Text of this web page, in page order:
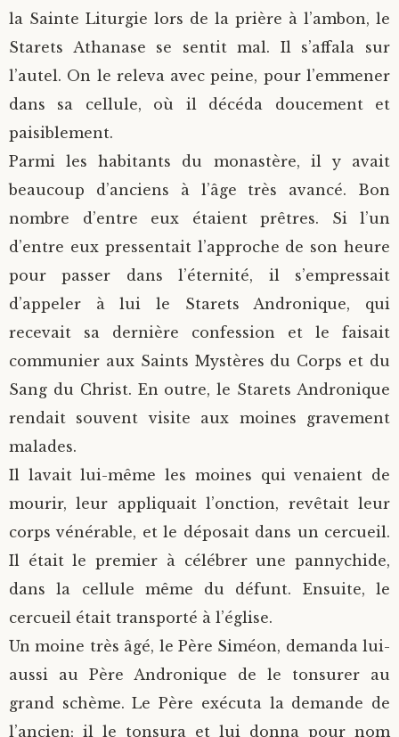
la Sainte Liturgie lors de la prière à l’ambon, le
Starets Athanase se sentit mal. Il s’affala sur
l’autel. On le releva avec peine, pour l’emmener
dans sa cellule, où il décéda doucement et
paisiblement.
Parmi les habitants du monastère, il y avait
beaucoup d’anciens à l’âge très avancé. Bon
nombre d’entre eux étaient prêtres. Si l’un
d’entre eux pressentait l’approche de son heure
pour passer dans l’éternité, il s’empressait
d’appeler à lui le Starets Andronique, qui
recevait sa dernière confession et le faisait
communier aux Saints Mystères du Corps et du
Sang du Christ. En outre, le Starets Andronique
rendait souvent visite aux moines gravement
malades.
Il lavait lui-même les moines qui venaient de
mourir, leur appliquait l’onction, revêtait leur
corps vénérable, et le déposait dans un cercueil.
Il était le premier à célébrer une pannychide,
dans la cellule même du défunt. Ensuite, le
cercueil était transporté à l’église.
Un moine très âgé, le Père Siméon, demanda lui-
aussi au Père Andronique de le tonsurer au
grand schème. Le Père exécuta la demande de
l’ancien; il le tonsura et lui donna pour nom